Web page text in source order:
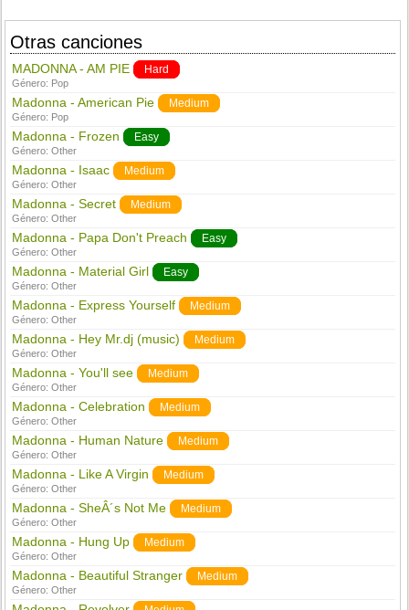
Otras canciones
MADONNA - AM PIE Hard
Género: Pop
Madonna - American Pie Medium
Género: Pop
Madonna - Frozen Easy
Género:Other
Madonna - Isaac Medium
Género:Other
Madonna - Secret Medium
Género:Other
Madonna - Papa Don't Preach Easy
Género:Other
Madonna - Material Girl Easy
Género:Other
Madonna - Express Yourself Medium
Género:Other
Madonna - Hey Mr.dj (music) Medium
Género:Other
Madonna - You'll see Medium
Género:Other
Madonna - Celebration Medium
Género:Other
Madonna - Human Nature Medium
Género:Other
Madonna - Like A Virgin Medium
Género:Other
Madonna - SheÂ´s Not Me Medium
Género:Other
Madonna - Hung Up Medium
Género:Other
Madonna - Beautiful Stranger Medium
Género:Other